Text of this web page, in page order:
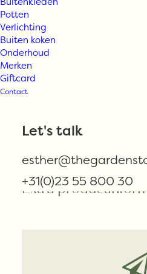
Potten
Verlichting
Buiten koken
Onderhoud
Merken
Giftcard
Contact
Let's talk
+31(0)23 55 800 30
€10,95
Op voorraad
eucalyptus
bordeaux
96
Extra